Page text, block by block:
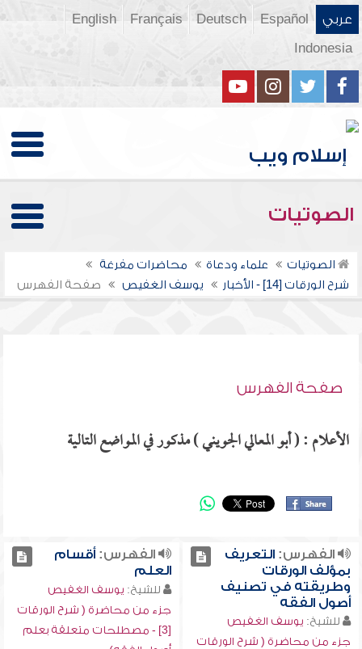
عربي Español
Deutsch
Français
English
Indonesia
الصوتيات
الصوتيات علماء ودعاة
محاضرات مفرغة
شرح الورقات [14] - الأخبار
يوسف الغفيص صفحة الفهرس
صفحة الفهرس
الأعلام : ( أبو المعالي الجويني ) مذكور في المواضع التالية
الفهرس:التعريف
بمؤلف الورقات
وطريقته في تصنيف
أصول الفقه
للشيخ: يوسف الغفيص
جزء من محاضرة ( شرح الورقات
الفهرس:أقسام
العلم
للشيخ: يوسف الغفيص
جزء من محاضرة ( شرح الورقات
[3] - مصطلحات متعلقة بعلم